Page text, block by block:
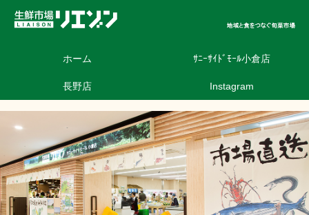
ホーム ｻﾆｰｻｲﾄﾞﾓｰﾙ小倉店
長野店 Instagram